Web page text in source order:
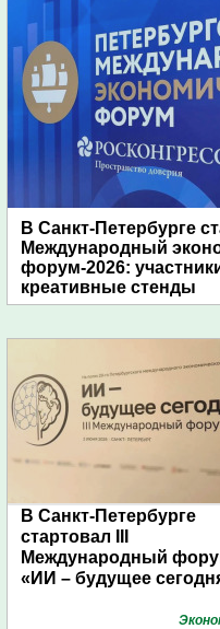
В Санкт-Петербурге
Международный
форум-2026:
креативные стенды
В Санкт-Петербурге
стартовал III
Международный
«ИИ – будущее